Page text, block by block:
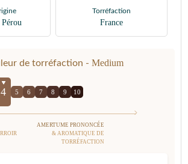
Torréfaction
France
de torréfaction - Medium
4 5 6 7 8 9 10
AMERTUME PRONONCÉE
& AROMATIQUE DE
TORRÉFACTION